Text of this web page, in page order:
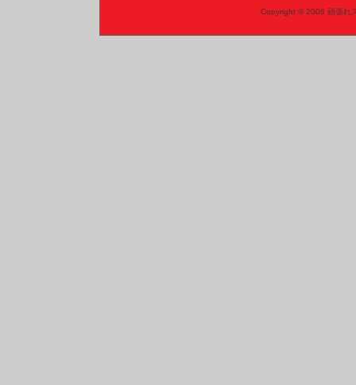
Copyright © 2006 頑張れ